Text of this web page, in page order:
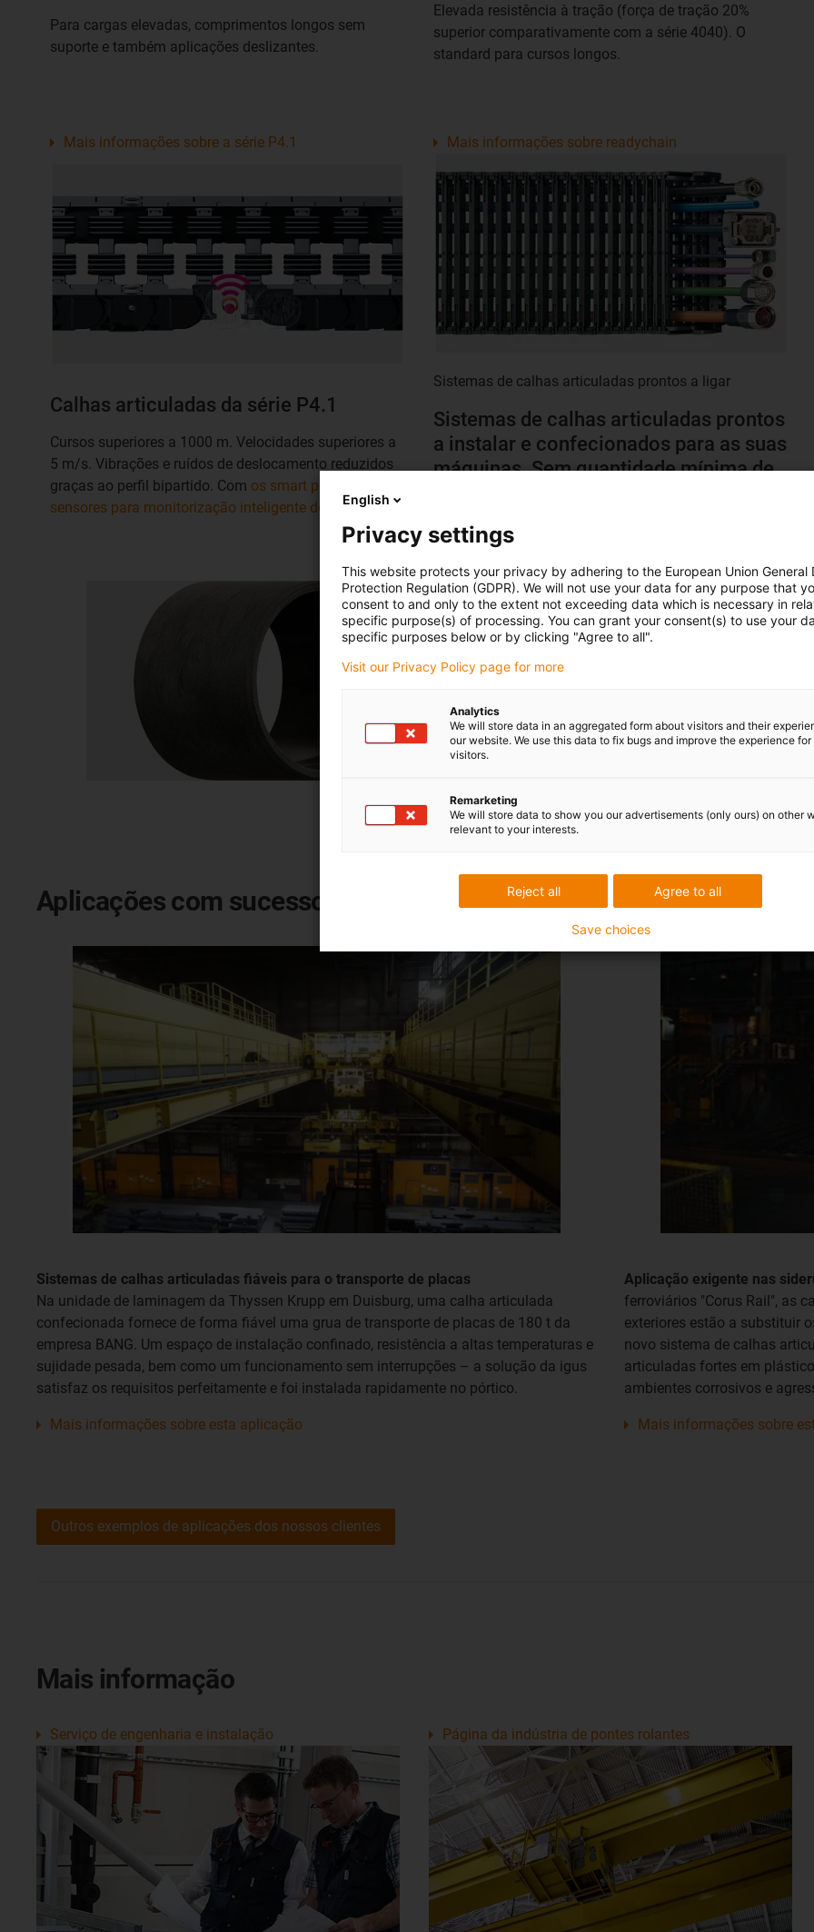
Para cargas elevadas, comprimentos longos sem
suporte e também aplicações deslizantes.
Elevada resistência à tração (força de tração 20%
superior comparativamente com a série 4040). O
standard para cursos longos.
Calhas articuladas da série P4.1
Cursos superiores a 1000 m. Velocidades superiores a
5 m/s. Vibrações e ruídos de deslocamento reduzidos
graças ao perfil bipartido. Com os smart plastics:
sensores para monitorização inteligente do estado.
Mais informações sobre a série P4.1
Sistemas de calhas articuladas prontos a ligar
Sistemas de calhas articuladas prontos
a instalar e confecionados para as suas
máquinas. Sem quantidade mínima de
Mais informações sobre readychain
Casquilhos deslizantes para cargas
Os casquilhos de compósitossão umacombinação de
carbono) entrançados, combinados com resinas sintéticas
conjunto sob altas temperaturas e pressões.
tecido de fibra
enquanto uma
camada interior optimizada com
Descubra agora a igutex
Aplicações com sucesso em siderurgias
Sistemas de calhas articuladas fiáveis para o transporte de placas
Na unidade de laminagem da Thyssen Krupp em Duisburg, uma calha articulada
confecionada fornece de forma fiável uma grua de transporte de placas de 180 t da
empresa BANG. Um espaço de instalação confinado, resistência a altas temperaturas e
sujidade pesada, bem como um funcionamento sem interrupções – a solução da igus
satisfaz os requisitos perfeitamente e foi instalada rapidamente no pórtico.
Mais informações sobre esta aplicação
Aplicação exigente nas
ferroviários "Corus Rail", as
exteriores estão a substituir
novo sistema de calhas
articuladas fortes em
ambientes corrosivos e
Mais informações sobre
Outros exemplos de aplicações dos nossos clientes
Mais informação
Serviço de engenharia e instalação Página da indústria de pontes rolantes
English
Privacy settings
This website protects your privacy by adhering to the European Union General
Protection Regulation (GDPR). We will not use your data for any purpose that
consent to and only to the extent not exceeding data which is necessary in
specific purpose(s) of processing. You can grant your consent(s) to use your
specific purposes below or by clicking "Agree to all".
Visit our Privacy Policy page for more
Analytics
We will store data in an aggregated form about visitors and their
our website. We use this data to fix bugs and improve the experience for
visitors.
Remarketing
We will store data to show you our advertisements (only ours) on other
relevant to your interests.
Agree to all
Reject all
Save choices